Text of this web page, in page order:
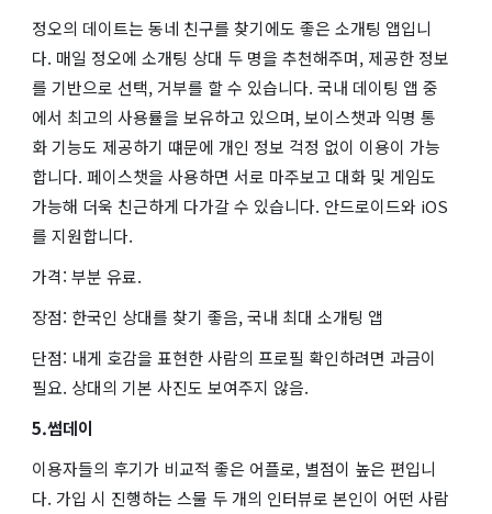
정오의 데이트는 동네 친구를 찾기에도 좋은 소개팅 앱입니
다. 매일 정오에 소개팅 상대 두 명을 추천해주며, 제공한 정보
를 기반으로 선택, 거부를 할 수 있습니다. 국내 데이팅 앱 중
에서 최고의 사용률을 보유하고 있으며, 보이스챗과 익명 통
화 기능도 제공하기 떄문에 개인 정보 걱정 없이 이용이 가능
합니다. 페이스챗을 사용하면 서로 마주보고 대화 및 게임도
가능해 더욱 친근하게 다가갈 수 있습니다. 안드로이드와 iOS
를 지원합니다.
가격: 부분 유료.
장점: 한국인 상대를 찾기 좋음, 국내 최대 소개팅 앱
단점: 내게 호감을 표현한 사람의 프로필 확인하려면 과금이
필요. 상대의 기본 사진도 보여주지 않음.
5.썸데이
이용자들의 후기가 비교적 좋은 어플로, 별점이 높은 편입니
다. 가입 시 진행하는 스물 두 개의 인터뷰로 본인이 어떤 사람